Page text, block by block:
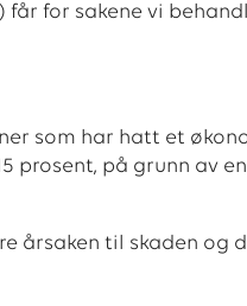
får for sakene vi
som har hatt et
prosent, på grunn av
årsaken til skaden og